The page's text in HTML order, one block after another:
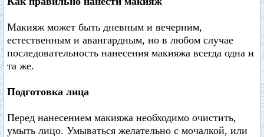
Макияж может быть дневным и вечерним,
естественным и авангардным, но в любом случае
последовательность нанесения макияжа всегда одна и
та же.
Подготовка лица
Перед нанесением макияжа необходимо очистить,
умыть лицо. Умываться желательно с мочалкой, или